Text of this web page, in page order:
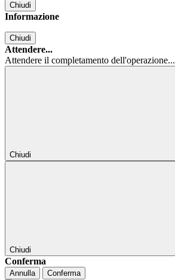
Chiudi
Informazione
Chiudi
Attendere...
Attendere il completamento dell'operazione...
Chiudi
Chiudi
Conferma
Annulla Conferma